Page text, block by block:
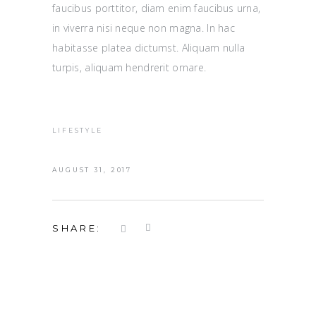
faucibus porttitor, diam enim faucibus urna,
in viverra nisi neque non magna. In hac
habitasse platea dictumst. Aliquam nulla
turpis, aliquam hendrerit ornare.
LIFESTYLE
AUGUST 31, 2017
SHARE: